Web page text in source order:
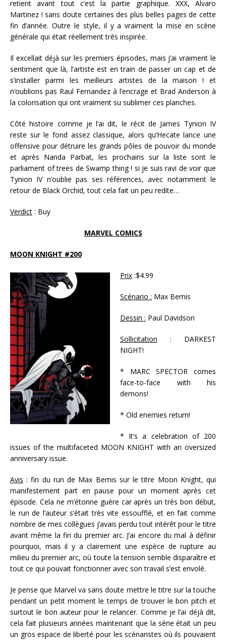
retient avant tout c’est la partie graphique. XXX, Alvaro
Martinez ! sans doute certaines des plus belles pages de cette
fin d’année. Outre le style, il y a vraiment la mise en scène
générale qui était réellement très inspirée.
Il excellait déjà sur les premiers épisodes, mais j’ai vraiment le
sentiment que là, l’artiste est en train de passer un cap et de
s’installer parmi les meilleurs artistes de la maison ! et
n’oublions pas Raul Fernandez à l’encrage et Brad Anderson à
la colorisation qui ont vraiment su sublimer ces planches.
Côté histoire comme je l’ai dit, le récit de James Tynion IV
reste sur le fond assez classique, alors qu’Hecate lance une
offensive pour détruire les grands pôles de pouvoir du monde
et après Nanda Parbat, les prochains sur la liste sont le
parliament of trees de Swamp thing ! si je suis ravi de voir que
Tynion IV n’oublie pas ses références, avec notamment le
retour de Black Orchid, tout cela fait un peu redite…
Verdict : Buy
MARVEL COMICS
MOON KNIGHT #200
Prix :$4.99
Scénario : Max Bemis
Dessin : Paul Davidson
Sollicitation : DARKEST
NIGHT!
* MARC SPECTOR comes
face-to-face with his
demons!
* Old enemies return!
* It’s a celebration of 200
issues of the multifaceted MOON KNIGHT with an oversized
anniversary issue.
Avis : fin du run de Max Bemis sur le titre Moon Knight, qui
manifestement part en pause pour un moment après cet
épisode. Cela ne m’étonne guère car après un très bon début,
le run de l’auteur s’était très vite essoufflé, et en fait comme
nombre de mes collègues j’avais perdu tout intérêt pour le titre
avant même la fin du premier arc. J’ai encore du mal à définir
pourquoi, mais il y a clairement une espèce de rupture au
milieu du premier arc, où toute la tension semble disparaître et
tout ce qui pouvait fonctionner avec son travail s’est envolé.
Je pense que Marvel va sans doute mettre le titre sur la touche
pendant un petit moment le temps de trouver le bon pitch et
surtout le bon auteur pour le relancer. Comme je l’ai déjà dit,
cela fait plusieurs années maintenant que la série était un peu
un gros espace de liberté pour les scénaristes où ils pouvaient